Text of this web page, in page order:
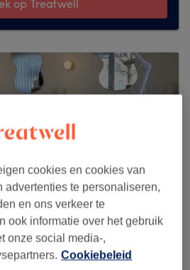
op Treatwell
cookies en cookies van
advertenties te personaliseren,
en ons verkeer te
ook informatie over het gebruik
onze social media-,
Cookiebeleid